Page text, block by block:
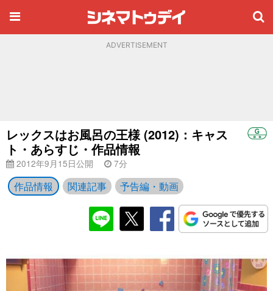
ADVERTISEMENT
レックスはお風呂の王様 (2012)：キャス
ト・あらすじ・作品情報
2012年9月15日公開 7分
作品情報 関連記事 予告編・動画